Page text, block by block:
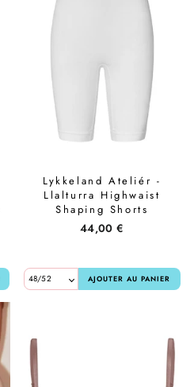
Lykkeland Ateliér -
Llalturra Highwaist
Shaping Shorts
L0325918F.100 - White
44,00 €
AJOUTER AU PANIER